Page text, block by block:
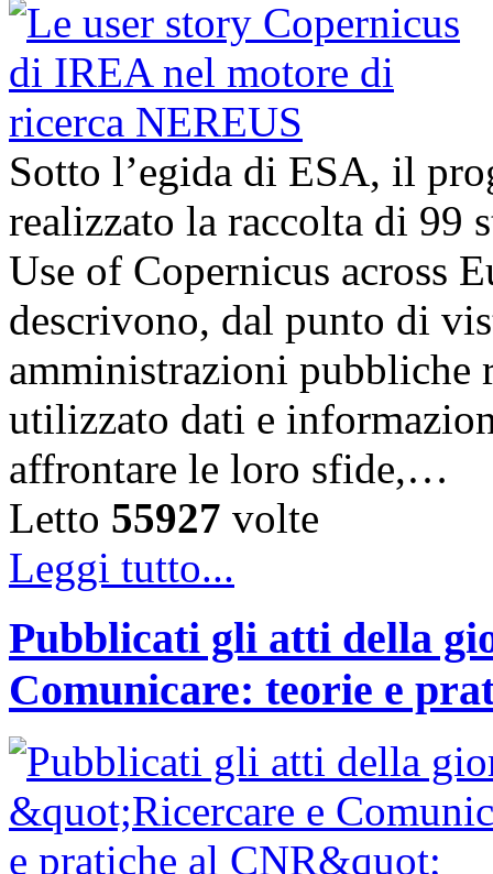
Sotto l’egida di ESA, il
realizzato la raccolta di 99
Use of Copernicus across
descrivono, dal punto di
amministrazioni pubbliche
utilizzato dati e
affrontare le loro sfide,…
Letto 55927 volte
Leggi tutto...
Pubblicati gli atti della
Comunicare: teorie e